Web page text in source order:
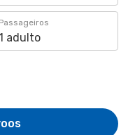
Passageiros
adulto